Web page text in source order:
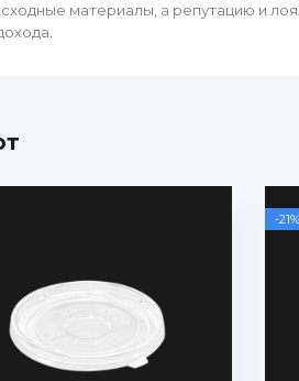
материалы, а репутацию и
-21%